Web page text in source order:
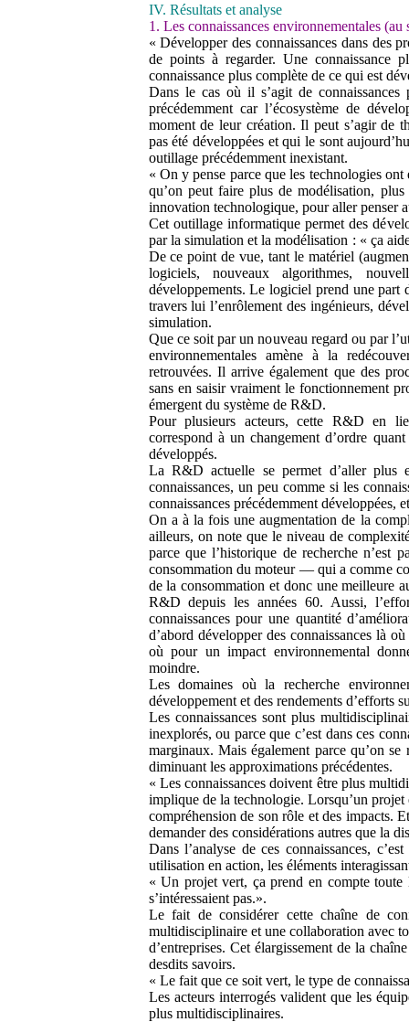
IV. Résultats et analyse
1. Les connaissances environnementales (au
« Développer des connaissances dans des
de points à regarder. Une connaissance
connaissance plus complète de ce qui est
Dans le cas où il s’agit de connaissances
précédemment car l’écosystème de
moment de leur création. Il peut s’agir de
pas été développées et qui le sont
outillage précédemment inexistant.
« On y pense parce que les technologies
qu’on peut faire plus de modélisation,
innovation technologique, pour aller penser
Cet outillage informatique permet des
par la simulation et la modélisation : « ça
De ce point de vue, tant le matériel
logiciels, nouveaux algorithmes,
développements. Le logiciel prend une part
travers lui l’enrôlement des ingénieurs,
simulation.
Que ce soit par un nouveau regard ou par
environnementales amène à la
retrouvées. Il arrive également que des
sans en saisir vraiment le fonctionnement
émergent du système de R&D.
Pour plusieurs acteurs, cette R&D en
correspond à un changement d’ordre
développés.
La R&D actuelle se permet d’aller plus
connaissances, un peu comme si les
connaissances précédemment développées,
On a à la fois une augmentation de la
ailleurs, on note que le niveau de
parce que l’historique de recherche n’est
consommation du moteur — qui a comme
de la consommation et donc une meilleure
R&D depuis les années 60. Aussi,
connaissances pour une quantité
d’abord développer des connaissances là
où pour un impact environnemental
moindre.
Les domaines où la recherche
développement et des rendements d’efforts
Les connaissances sont plus
inexplorés, ou parce que c’est dans ces
marginaux. Mais également parce qu’on
diminuant les approximations précédentes.
« Les connaissances doivent être plus
implique de la technologie. Lorsqu’un
compréhension de son rôle et des impacts.
demander des considérations autres que la
Dans l’analyse de ces connaissances,
utilisation en action, les éléments
« Un projet vert, ça prend en compte
s’intéressaient pas.».
Le fait de considérer cette chaîne de
multidisciplinaire et une collaboration avec
d’entreprises. Cet élargissement de la
desdits savoirs.
« Le fait que ce soit vert, le type de
Les acteurs interrogés valident que les
plus multidisciplinaires.